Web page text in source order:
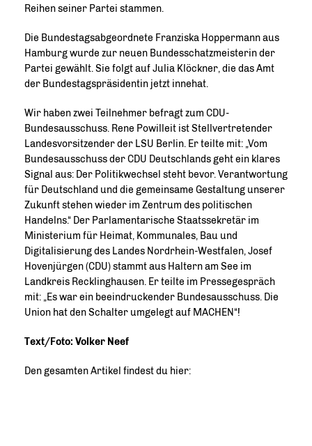
Reihen seiner Partei stammen.
Die Bundestagsabgeordnete Franziska Hoppermann aus
Hamburg wurde zur neuen Bundesschatzmeisterin der
Partei gewählt. Sie folgt auf Julia Klöckner, die das Amt
der Bundestagspräsidentin jetzt innehat.
Wir haben zwei Teilnehmer befragt zum CDU-
Bundesausschuss. Rene Powilleit ist Stellvertretender
Landesvorsitzender der LSU Berlin. Er teilte mit: „Vom
Bundesausschuss der CDU Deutschlands geht ein klares
Signal aus: Der Politikwechsel steht bevor. Verantwortung
für Deutschland und die gemeinsame Gestaltung unserer
Zukunft stehen wieder im Zentrum des politischen
Handelns.“ Der Parlamentarische Staatssekretär im
Ministerium für Heimat, Kommunales, Bau und
Digitalisierung des Landes Nordrhein-Westfalen, Josef
Hovenjürgen (CDU) stammt aus Haltern am See im
Landkreis Recklinghausen. Er teilte im Pressegespräch
mit: „Es war ein beeindruckender Bundesausschuss. Die
Union hat den Schalter umgelegt auf MACHEN“!
Text/Foto: Volker Neef
Den gesamten Artikel findest du hier: